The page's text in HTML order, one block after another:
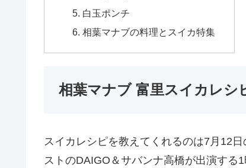
白玉ポンチ
相葉マナブの料理とスイカ特集
相葉マナブ 富里スイカレシ
スイカレシピを教えてくれるのは7月12
ストのDAIGO＆サバンナ高橋が出演する